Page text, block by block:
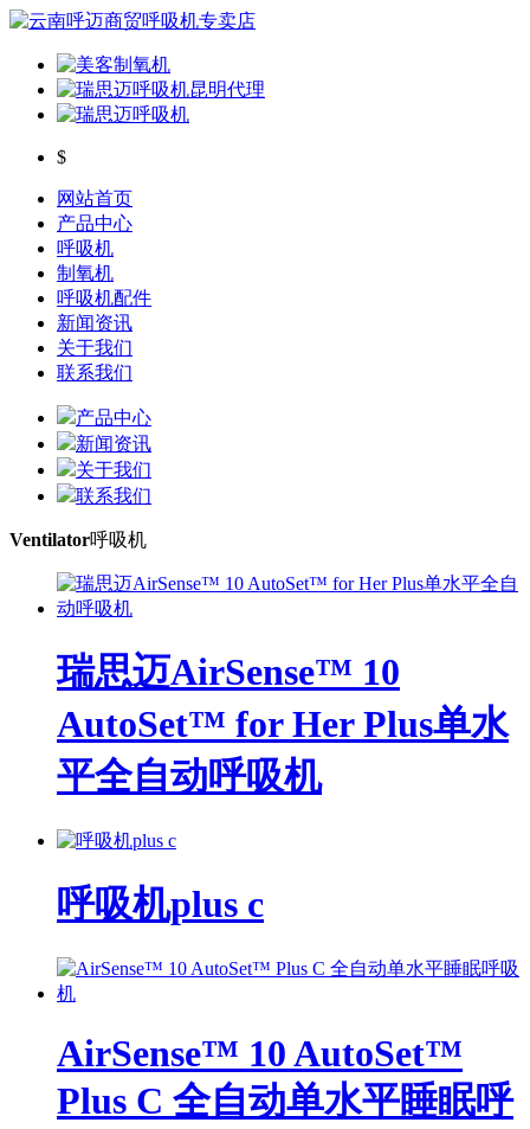
$
网站首页
产品中心
呼吸机
制氧机
呼吸机配件
新闻资讯
关于我们
联系我们
产品中心
新闻资讯
关于我们
联系我们
Ventilator呼吸机
瑞思迈AirSense™ 10
AutoSet™ for Her Plus单水
平全自动呼吸机
呼吸机plus c
AirSense™ 10 AutoSet™
Plus C 全自动单水平睡眠呼